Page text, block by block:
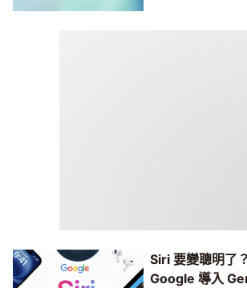
Siri 要變聰明了
Google 導入